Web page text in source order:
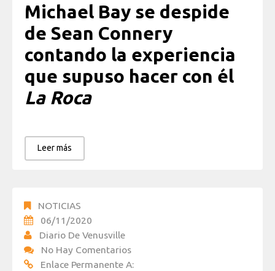
Michael Bay se despide
de Sean Connery
contando la experiencia
que supuso hacer con él
La Roca
Leer más
NOTICIAS
06/11/2020
Diario De Venusville
No Hay Comentarios
Enlace Permanente A: